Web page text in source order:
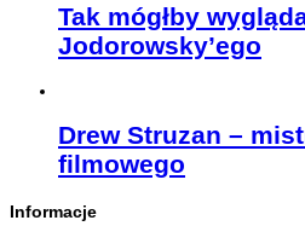
Tak mógłby
Jodorowsky’ego
Drew Struzan –
filmowego
Informacje